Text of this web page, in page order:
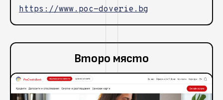
https://www.poc-doverie.bg
Второ място